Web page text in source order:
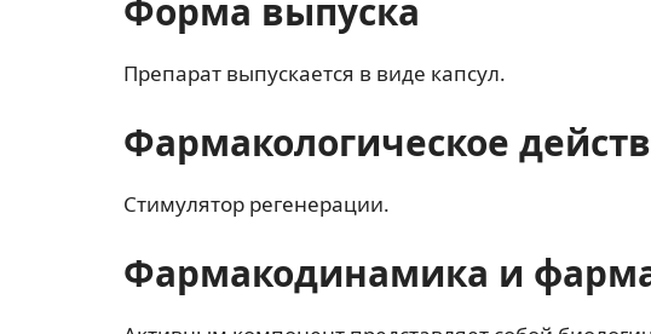
Форма выпуска
Препарат выпускается в виде капсул.
Фармакологическое
Стимулятор регенерации.
Фармакодинамика и